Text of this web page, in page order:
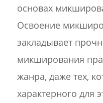
основах
Освоение
закладывает
микширования
жанра, даже тех,
характерного для